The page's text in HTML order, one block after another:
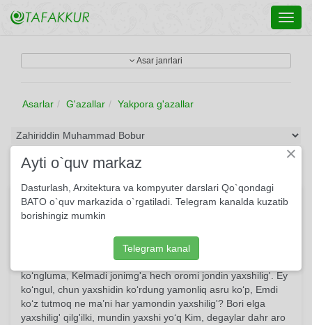
Asar janrlari
Asarlar G'azallar Yakpora g'azallar
“Yaxshilig‘” radifli g’azal
Kim ko‘rubdur, ey ko‘ngul, ahli jahondin yaxshilig‘, Kimki,
nayf qilsam ayb qilma, ey rafiq, Ko‘rmadim hargiz, netoyin,
bu zamondin yaxshilig‘! Dilrabolardin yomonliq keldi mahzun
ko‘ngluma, Kelmadi jonimg'a hech oromi jondin yaxshilig'. Ey
ko‘ngul, chun yaxshidin ko‘rdung yamonliq asru ko‘p, Emdi
ko‘z tutmoq ne ma’ni har yamondin yaxshilig'? Bori elga
yaxshilig' qilg'ilki, mundin yaxshi yo‘q Kim, degaylar dahr aro
×
Ayti o`quv markaz
Dasturlash, Arxitektura va kompyuter darslari Qo`qondagi
BATO o`quv markazida o`rgatiladi. Telegram kanalda kuzatib
borishingiz mumkin
Telegram kanal